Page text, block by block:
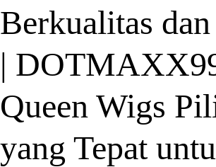
Berkualitas
|
Queen Wigs
yang Tepat